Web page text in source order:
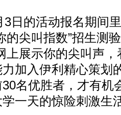
的活动报名期间里
的尖叫指数”招生测
上展示你的尖叫声
加入伊利精心策划
名优胜者，才有机
一天的惊险刺激生